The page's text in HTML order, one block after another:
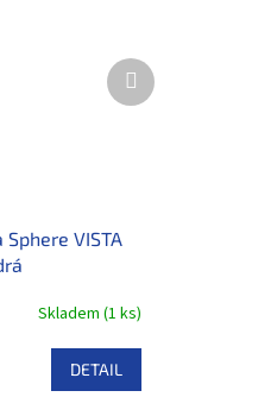
VISTA
Skladem (1 ks)
DETAIL
Další
produkt